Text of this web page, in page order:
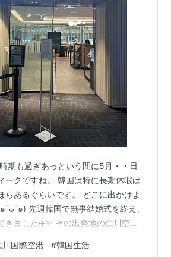
期も過ぎあっという間に5月・・日
ークですね。 韓国は特に長期休暇は
らあるぐらいです。 どこに出かけよ
¯ᴗ¯๑) 先週韓国で無事結婚式を終え、
きました✈️✨ その出発地の仁川空港
で利用しました） どんな感じやろ〜
川国際空港 #韓国生活